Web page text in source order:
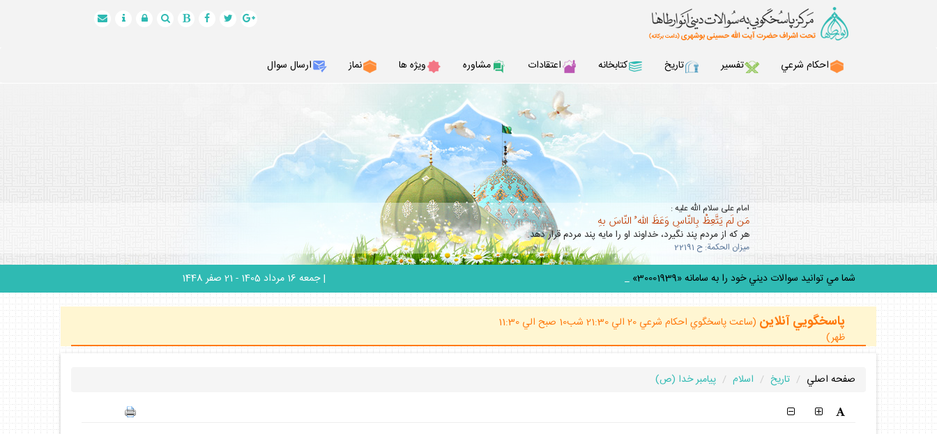
احكام شرعي تفسير تاريخ كتابخانه اعتقادات مشاوره ويژه ها نماز ارسال سوال
امام على سلام الله عليه :
مَن لَم يَتَّعِظْ بِالنّاسِ وَعَظَ اللّه ُ النّاسَ بهِ
هر كه از مردم پند نگيرد، خداوند او را مايه پند مردم قرار دهد.
ميزان الحكمة: ح 22191
شما مي توانيد سوالات ديني خود را به سامانه «30001939» پيامك | جمعه 16 مرداد 1405 - 21 صفر 1448
پاسخگويي آنلاين
(ساعت پاسخگوي احكام شرعي 20 الي 21:30 شب10 صبح الي 11:30
ظهر)
صفحه اصلي تاريخ اسلام پيامبر خدا (ص)